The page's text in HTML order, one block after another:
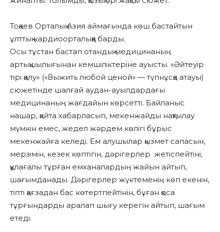
Тоқаев Орталық Азия аймағында көш бастайтын
ұлттық кардиоорталыққа барды.
Осы тұстан бастап отандық медицинаның
артықшылығынан кемшіліктеріне ауысты. «Әйтеуір
тірі қалу» («Выжить любой ценой» — түпнұсқа атауы)
сюжетінде шалғай аудан-ауылдардағы
медицинаның жағдайын көрсетті. Байланыс
нашар, қайта хабарласып, мекенжайды нақтылау
мүмкін емес, жедел жәрдем көлігі бұрыс
мекенжайға келеді. Ем алушылар қызмет сапасын,
мерзімін, кезек көптігін, дәрігерлер жетіспейтіні,
құлағалы тұрған емханалардың жайын айтып,
шағымданады. Дәрігерлер жүктеменің көп екенін,
тіпті қағзадан бас көтертпейтінін, бұған қоса
тұрғындарды аралап шығу керегін айтып, шағым
етеді.